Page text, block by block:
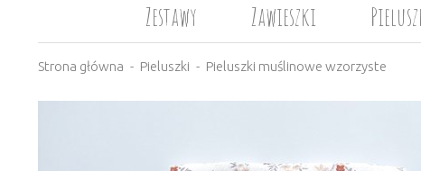
Zestawy Zawieszki
Strona główna Pieluszki Pieluszki muślinowe wzorzyste